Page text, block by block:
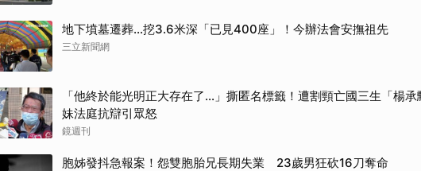
地下墳墓遷葬…挖3.6米深「已見400座」！今辦法會安撫祖先
三立新聞網
「他終於能光明正大存在了...」撕匿名標籤！遭割頸亡國三生「楊
妹法庭抗辯引眾怒
鏡週刊
胞姊發抖急報案！怨雙胞胎兄長期失業 23歲男狂砍16刀奪命